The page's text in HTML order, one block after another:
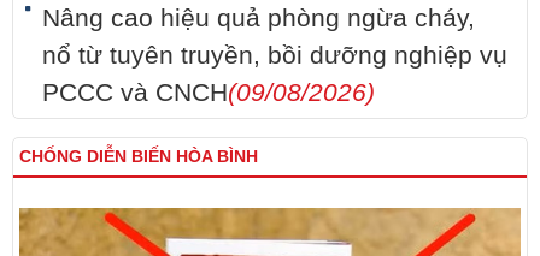
Nâng cao hiệu quả phòng ngừa cháy,
nổ từ tuyên truyền, bồi dưỡng nghiệp vụ
PCCC và CNCH(09/08/2026)
CHỐNG DIỄN BIẾN HÒA BÌNH